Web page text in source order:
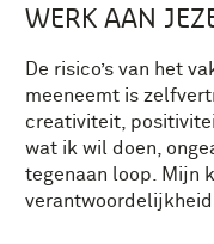
WERK AAN
De risico’s van het
meeneemt is
creativiteit,
wat ik wil doen,
tegenaan loop. Mijn
verantwoordelijkheid